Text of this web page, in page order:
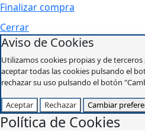
Finalizar compra
Cerrar
Aviso de Cookies
Utilizamos cookies propias y de
aceptar todas las cookies pulsando el
rechazar su uso pulsando el botón
Aceptar Rechazar Cambiar
Política de Cookies